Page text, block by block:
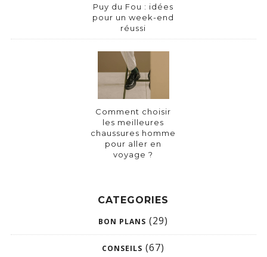
Puy du Fou : idées
pour un week-end
réussi
Comment choisir
les meilleures
chaussures homme
pour aller en
voyage ?
CATEGORIES
BON PLANS (29)
CONSEILS (67)